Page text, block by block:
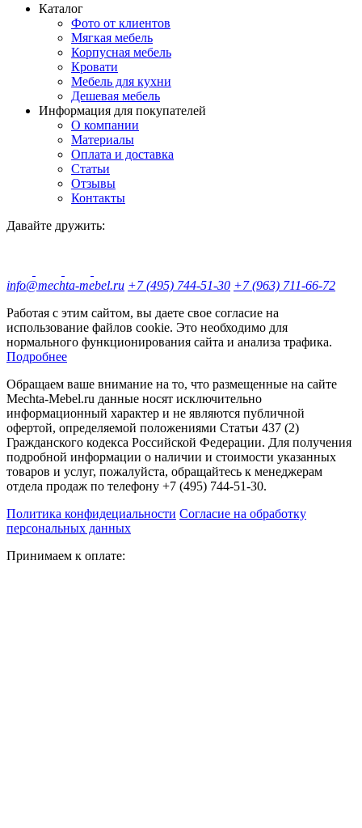
Каталог
Фото от клиентов
Мягкая мебель
Корпусная мебель
Кровати
Мебель для кухни
Дешевая мебель
Информация для покупателей
О компании
Материалы
Оплата и доставка
Статьи
Отзывы
Контакты
Давайте дружить:
info@mechta-mebel.ru +7 (495) 744-51-30 +7 (963) 711-66-72
Работая с этим сайтом, вы даете свое согласие на
использование файлов cookie. Это необходимо для
нормального функционирования сайта и анализа трафика.
Подробнее
Обращаем ваше внимание на то, что размещенные на сайте
Mechta-Mebel.ru данные носят исключительно
информационный характер и не являются публичной
офертой, определяемой положениями Статьи 437 (2)
Гражданского кодекса Российской Федерации. Для получения
подробной информации о наличии и стоимости указанных
товаров и услуг, пожалуйста, обращайтесь к менеджерам
отдела продаж по телефону +7 (495) 744-51-30.
Политика конфидециальности Согласие на обработку
персональных данных
Принимаем к оплате: